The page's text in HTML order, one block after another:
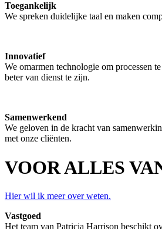
Toegankelijk
We spreken duidelijke taal en maken
Innovatief
We omarmen technologie om processen
beter van dienst te zijn.
Samenwerkend
We geloven in de kracht van
met onze cliënten.
VOOR ALLES
Hier wil ik meer over weten.
Vastgoed
Het team van Patricia Harrison beschikt